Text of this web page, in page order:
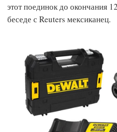
этот поединок до окончания
беседе с Reuters мексиканец.